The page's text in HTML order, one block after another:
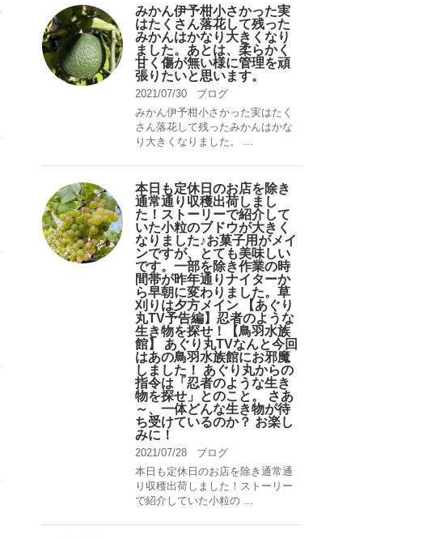
みかん伊予柑小さかった実
はたくさん落花して残った
みかんはかなり大きくなり
ました。あとは、柔らかく
甘く傷が無い様に管理を頑
張りたいと思います。
2021/07/30
ブログ
みかん伊予柑小さかった実はたく
さん落花して残ったみかんはかな
り大きくなりました。 ...
本日も定休日のお店を除き
通常通り収穫出荷しまし
た！ストーリーで紹介して
いた小粒のブドウが大きく
なりました♪お菓子用がメイ
ンですが、とても美味しい
です。一部を除き作業の時
間帯が昨年通りナイターか
ら早朝に変わりました。草
刈りは夕方メイン 【あぐり
丸TV予告編】忍者のような
生き物を探せ！【鳥羽水族
館】 あぐり丸TVなんと今回
はあの鳥羽水族館にお邪魔
しました！ あぐり丸からの
指令は「忍者のような生き
物を探せ」とのこと。 さあ
～、一体どんな生き物が待
ち受けているのか？ お楽し
みに！
2021/07/28
ブログ
本日も定休日のお店を除き通常通
り収穫出荷しました！ストーリー
で紹介していた小粒の ...